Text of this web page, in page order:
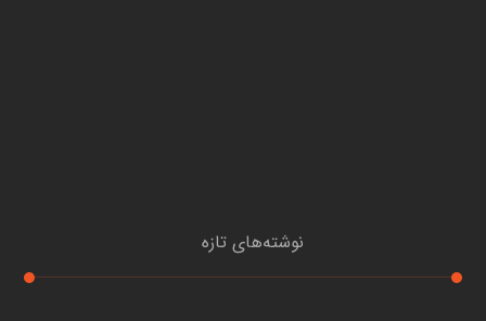
نوشته‌های تازه